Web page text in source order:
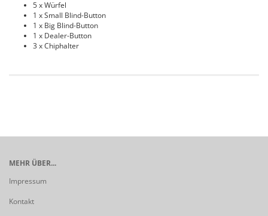
5 x Würfel
1 x Small Blind-Button
1 x Big Blind-Button
1 x Dealer-Button
3 x Chiphalter
MEHR ÜBER...
Impressum
Kontakt